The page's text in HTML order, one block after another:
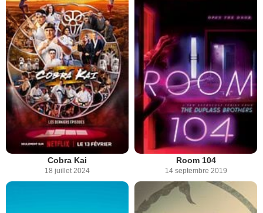
Cobra Kai
18 juillet 2024
Room 104
14 septembre 2019